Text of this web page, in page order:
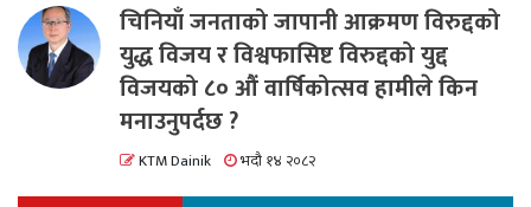
चिनियाँ जनताको जापानी आक्रमण विरुद्दको
युद्ध विजय र विश्वफासिष्ट विरुद्दको युद्द
विजयको ८० औं वार्षिकोत्सव हामीले किन
मनाउनुपर्दछ ?
KTM Dainik भदौ १४ २०८२